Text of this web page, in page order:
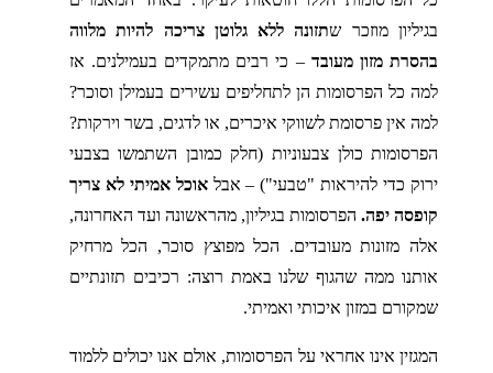
בגיליון מוזכר שתזונה ללא גלוטן צריכה להיות מלווה
בהסרת מזון מעובד – כי רבים מתמקדים בעמילנים. אז
למה כל הפרסומות הן לתחליפים עשירים בעמילן וסוכר?
למה אין פרסומת לשווקי איכרים, או לדגים, בשר וירקות?
הפרסומות כולן צבעוניות (חלק כמובן השתמשו בצבעי
ירוק כדי להיראות "טבעי") – אבלאוכל אמיתי לא צריך
קופסה יפה.הפרסומות בגיליון, מהראשונה ועד האחרונה,
אלה מזונות מעובדים. הכל מפוצץ סוכר, הכל מרחיק
אותנו ממה שהגוף שלנו באמת רוצה: רכיבים תזונתיים
שמקורם במזון איכותי ואמיתי.
המגזין אינו אחראי על הפרסומות, אולם אנו יכולים ללמוד